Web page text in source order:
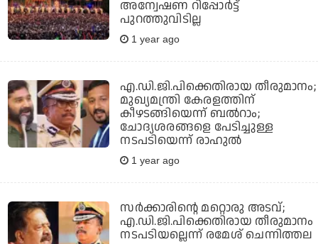
അന്വേഷണ റിപ്പോര്‍ട്ട്
പുറത്തുവിടില്ല
1 year ago
എ.ഡി.ജി.പിക്കെതിരായ തീരുമാനം;
മുഖ്യമന്ത്രി കേരളത്തിന്
കീഴടങ്ങിയെന്ന് ബല്‍റാം;
ചോദ്യശരങ്ങളെ പേടിച്ചുള്ള
നടപടിയെന്ന് രാഹുല്‍
1 year ago
സര്‍ക്കാരിന്റെ മറ്റൊരു അടവ്;
എ.ഡി.ജി.പിക്കെതിരായ തീരുമാനം
നടപടിയല്ലെന്ന് രമേശ് ചെന്നിത്തല